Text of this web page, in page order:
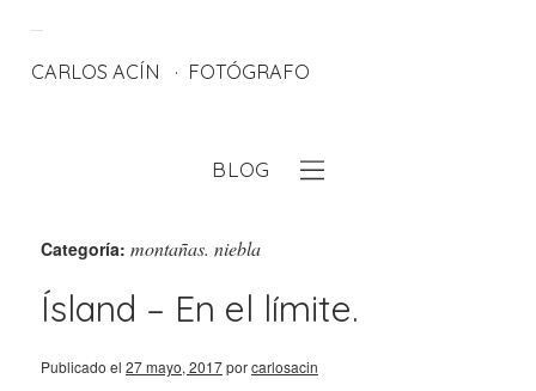
CARLOS ACÍN FOTÓGRAFO
BLOG
Categoría: montañas. niebla
Ísland – En el límite.
Publicado el 27 mayo, 2017porcarlosacin